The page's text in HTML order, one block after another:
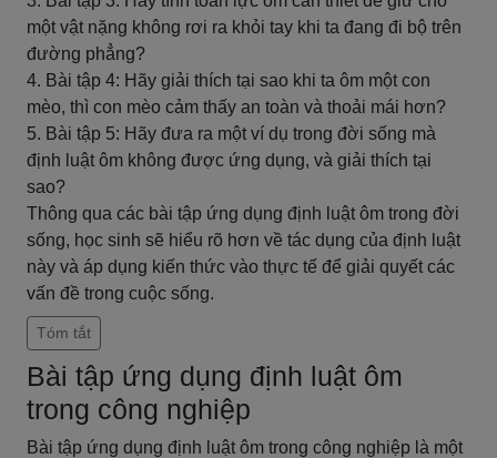
một vật nặng không rơi ra khỏi tay khi ta đang đi bộ trên
đường phẳng?
4. Bài tập 4: Hãy giải thích tại sao khi ta ôm một con
mèo, thì con mèo cảm thấy an toàn và thoải mái hơn?
5. Bài tập 5: Hãy đưa ra một ví dụ trong đời sống mà
định luật ôm không được ứng dụng, và giải thích tại
sao?
Thông qua các bài tập ứng dụng định luật ôm trong đời
sống, học sinh sẽ hiểu rõ hơn về tác dụng của định luật
này và áp dụng kiến thức vào thực tế để giải quyết các
vấn đề trong cuộc sống.
Tóm tắt
Bài tập ứng dụng định luật ôm
trong công nghiệp
Bài tập ứng dụng định luật ôm trong công nghiệp là một